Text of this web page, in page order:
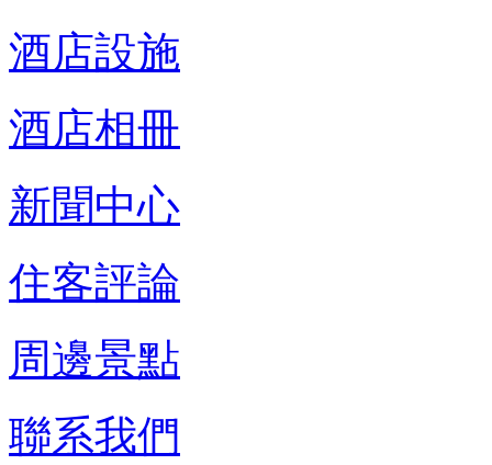
酒店設施
酒店相冊
新聞中心
住客評論
周邊景點
聯系我們